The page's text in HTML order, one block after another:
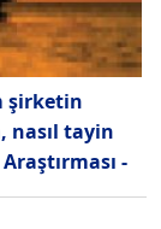
şirketin
nasıl tayin
-